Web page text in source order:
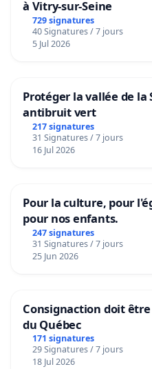
à Vitry-sur-Seine
729 signatures
40 Signatures / 7 jours
5 Jul 2026
Protéger la vallée de
antibruit vert
217 signatures
31 Signatures / 7 jours
16 Jul 2026
Pour la culture, pour
pour nos enfants.
247 signatures
31 Signatures / 7 jours
25 Jun 2026
Consignaction doit
du Québec
171 signatures
29 Signatures / 7 jours
18 Jul 2026